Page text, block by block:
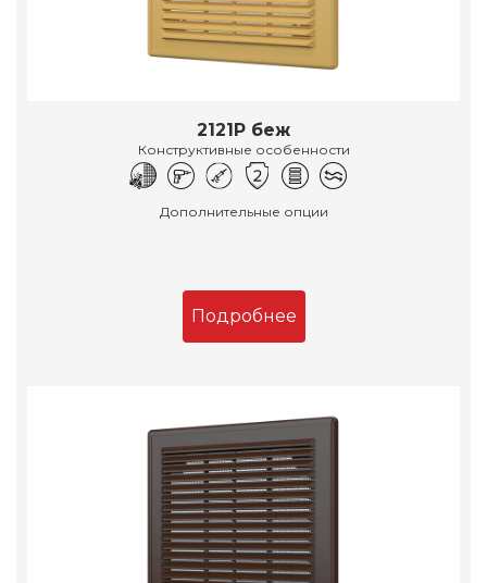
2121Р беж
Конструктивные особенности
Дополнительные опции
Подробнее